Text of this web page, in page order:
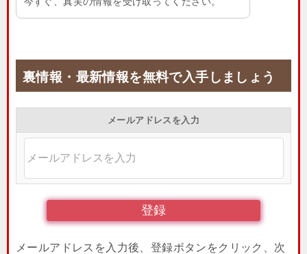
裏情報・最新情報を無料で入手しましょう
メールアドレスを入力
メールアドレスを入力後、登録ボタンをクリック、次